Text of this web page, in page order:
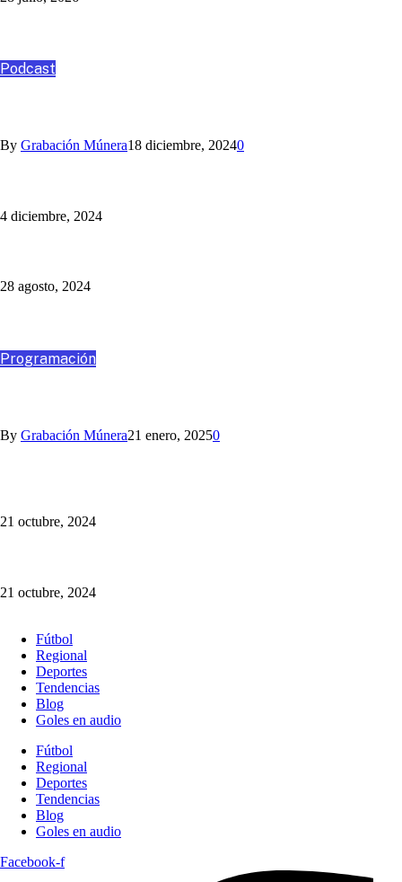
Podcast
By Grabación Múnera18 diciembre, 20240
4 diciembre, 2024
28 agosto, 2024
Programación
By Grabación Múnera21 enero, 20250
21 octubre, 2024
21 octubre, 2024
Fútbol
Regional
Deportes
Tendencias
Blog
Goles en audio
Fútbol
Regional
Deportes
Tendencias
Blog
Goles en audio
Facebook-f